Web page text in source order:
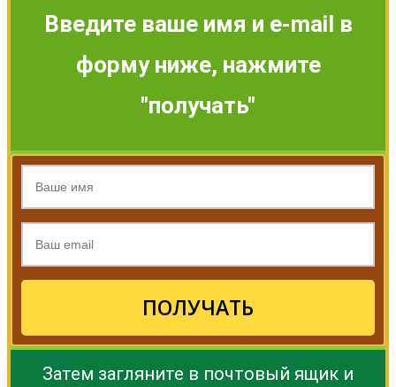
Введите ваше имя и e-mail в
форму ниже, нажмите
"получать"
ПОЛУЧАТЬ
Затем загляните в почтовый ящик и